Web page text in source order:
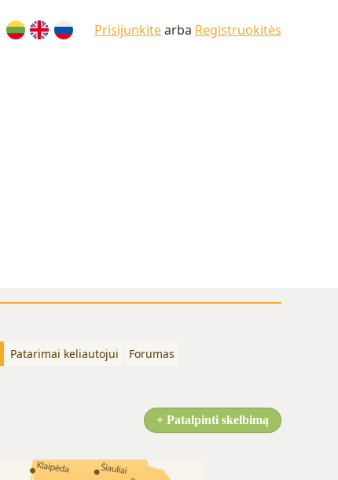
Prisijunkitearba Registruokitės
Patarimai keliautojui
Forumas
+ Patalpinti skelbimą